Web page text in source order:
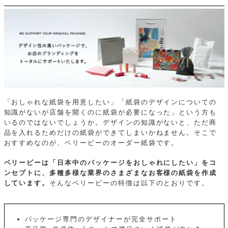
「おしゃれな紙袋を用意したい」「紙袋のデザインについての
知識がないが店舗を開くのに紙袋が必要になった」という方も
いるのではないでしょうか。デザインの知識がないと、ただ商
品を入れるためだけの紙袋ができてしまいかねません。そこで
おすすめなのが、ベリービーのオーダー紙袋です。
ベリービーは「日本中のパッケージをおしゃれにしたい」をコ
ンセプトに、多種多様な業界のさまざまなお客様の紙袋を作成
しています。 そんなベリービーの特徴は以下のとおりです。
パッケージ専門のデザイナーが完全サポート